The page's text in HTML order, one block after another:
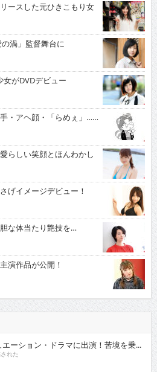
ースした元ひきこもり女
渦」監督舞台に
がDVDデビュー
・アヘ顔・「らめぇ」……
らしい笑顔とほんわかし
げイメージデビュー！
な体当たり艶技を…
演作品が公開！
ーション・ドラマに出演！苦境を乗...
れた